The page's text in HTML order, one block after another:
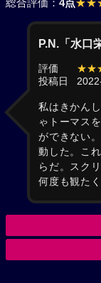
総合評価： 4点
P.N.「水口
評価
投稿日
私はきかん
ゃトーマス
ができない
動した。こ
らだ。スク
何度も観た